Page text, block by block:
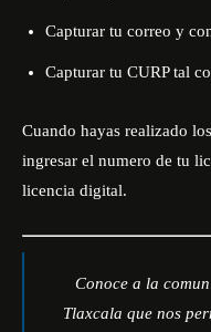
Capturar tu correo y
Capturar tu CURP tal
Cuando hayas realizado
ingresar el numero de tu
licencia digital.
Conoce a la
Tlaxcala que nos